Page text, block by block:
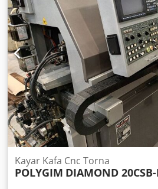
Kayar Kafa Cnc Torna
POLYGIM DIAMOND